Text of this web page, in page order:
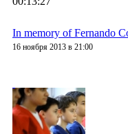
In memory of Fernando
16 ноября 2013 в 21:00